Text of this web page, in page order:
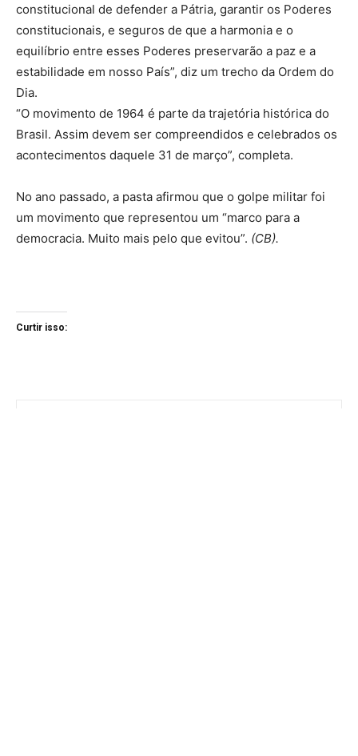
constitucional de defender a Pátria, garantir os Poderes
constitucionais, e seguros de que a harmonia e o
equilíbrio entre esses Poderes preservarão a paz e a
estabilidade em nosso País”, diz um trecho da Ordem do
Dia.
“O movimento de 1964 é parte da trajetória histórica do
Brasil. Assim devem ser compreendidos e celebrados os
acontecimentos daquele 31 de março”, completa.
No ano passado, a pasta afirmou que o golpe militar foi
um movimento que representou um “marco para a
democracia. Muito mais pelo que evitou”. (CB).
Curtir isso: